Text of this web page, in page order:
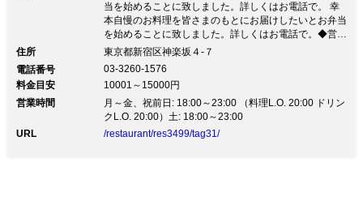
当を始めることに致しました。詳しくはお電話で。 幸
本自慢のお料理を皆さまのもとにお届けしたいとお弁当
を始めることに致しました。詳しくはお電話で。◆営業
時間の変更について 東京都からの要請をうけ、8月末ま
室・各部屋１日１組のご利用など、お客様に安心してお
食事をしていただけるよう、準備をしております。 皆
様のご来店をこころよりお待ちいたしております。
住所
東京都新宿区神楽坂４-７
電話番号
03-3260-1576
料金目安
10001～15000円
営業時間
月～金、祝前日: 18:00～23:00 （料理L.O. 20:00 ドリン
クL.O. 20:00）土: 18:00～23:00
URL
/restaurant/res3499/tag31/